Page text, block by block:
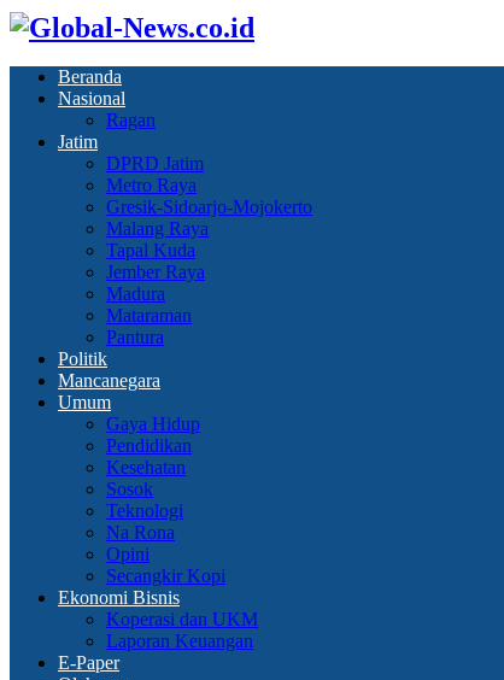
Beranda
Nasional
Ragan
Jatim
DPRD Jatim
Metro Raya
Gresik-Sidoarjo-Mojokerto
Malang Raya
Tapal Kuda
Jember Raya
Madura
Mataraman
Pantura
Politik
Mancanegara
Umum
Gaya Hidup
Pendidikan
Kesehatan
Sosok
Teknologi
Na Rona
Opini
Secangkir Kopi
Ekonomi Bisnis
Koperasi dan UKM
Laporan Keuangan
E-Paper